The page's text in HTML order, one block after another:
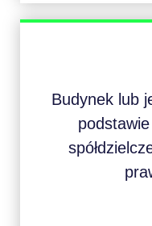
Budynek lub